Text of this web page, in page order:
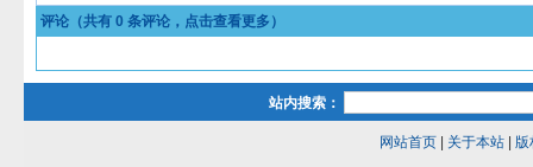
评论（共有 0 条评论，点击查看更多）
站内搜索：
网站首页| 关于本站| 版